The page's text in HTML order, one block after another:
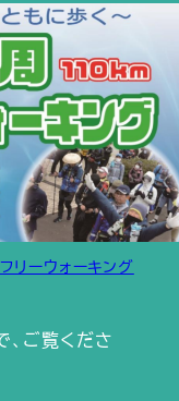
リーウォーキング
、ご覧くださ